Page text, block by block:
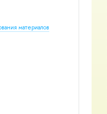
материалов